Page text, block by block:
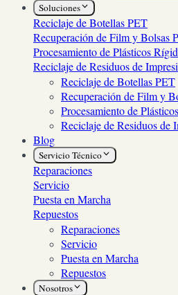
Soluciones
Reciclaje de Botellas PET
Recuperación de Film y Bolsas
Procesamiento de Plásticos
Reciclaje de Residuos de
Reciclaje de Botellas PET
Recuperación de Film y
Procesamiento de
Reciclaje de Residuos de
Blog
Servicio Técnico
Reparaciones
Servicio
Puesta en Marcha
Repuestos
Reparaciones
Servicio
Puesta en Marcha
Repuestos
Nosotros